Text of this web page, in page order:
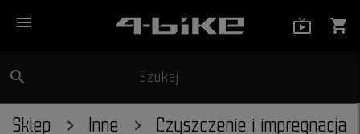
menu shopping_cart
search Szukaj
Sklep Inne
Czyszczenie i impregnacja